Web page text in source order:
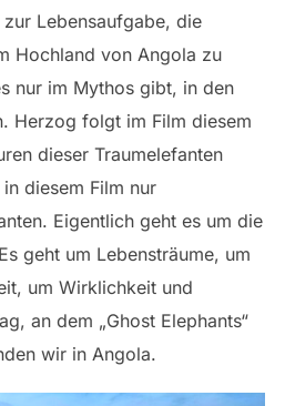
Lebensaufgabe, die
Hochland von Angola zu
nur im Mythos gibt, in den
Herzog folgt im Film diesem
dieser Traumelefanten
diesem Film nur
Eigentlich geht es um die
geht um Lebensträume, um
um Wirklichkeit und
an dem „Ghost Elephants“
wir in Angola.